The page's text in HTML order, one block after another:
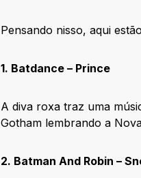
Pensando nisso, aqui
1. Batdance – Prince
A diva roxa traz uma
Gotham lembrando a
2. Batman And Robin –